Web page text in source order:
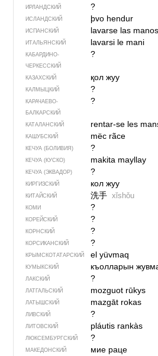
ИРЛАНДСКИЙ ?
ИСЛАНДСКИЙ þvo hendur
ИСПАНСКИЙ lavarse las manos
ИТАЛЬЯНСКИЙ lavarsi le mani
КАБАРДИНО-
ЧЕРКЕССКИЙ
?
КАЗАХСКИЙ қол жуу
КАЛМЫЦКИЙ ?
КАРАЧАЕВО-
БАЛКАРСКИЙ
?
КАТАЛАНСКИЙ rentar-se les
КАШУБСКИЙ mëc rãce
КЕЧУА (БОЛИВИЯ) ?
КЕЧУА (КУСКО) makita mayllay
КЕЧУА (ЭКВАДОР) ?
КИРГИЗСКИЙ кол жуу
КИТАЙСКИЙ 洗手 xǐshǒu
КОМИ ?
КОРЕЙСКИЙ ?
КОРНСКИЙ ?
КОРСИКАНСКИЙ ?
КРЫМСКО­ТАТАРСКИЙ el yüvmaq
КУМЫКСКИЙ къолларын
ЛАКСКИЙ ?
ЛАТГАЛЬСКИЙ mozguot rūkys
ЛАТЫШСКИЙ mazgāt rokas
ЛИВСКИЙ ?
ЛИТОВСКИЙ pláutis rankàs
ЛЮКСЕМБУРГСКИЙ ?
МАКЕДОНСКИЙ мие раце